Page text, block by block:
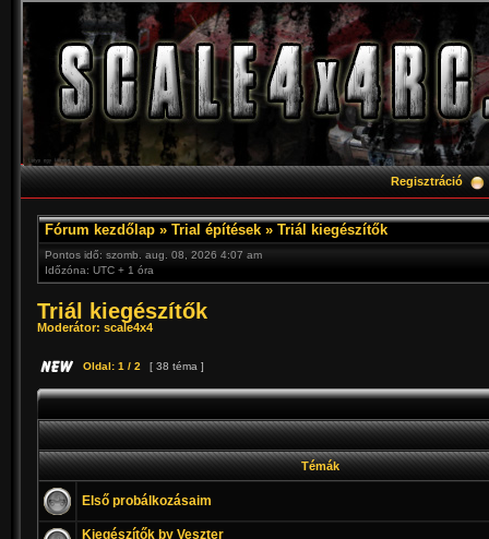
Regisztráció
Fórum kezdőlap » Trial építések » Triál kiegészítők
Pontos idő: szomb. aug. 08, 2026 4:07 am
Időzóna: UTC + 1 óra
Triál kiegészítők
Moderátor: scale4x4
Oldal: 1 / 2 [ 38 téma ]
Témák
Első probálkozásaim
Kiegészítők by Veszter